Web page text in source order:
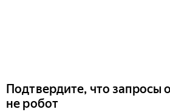
Подтвердите, что запросы
не робот